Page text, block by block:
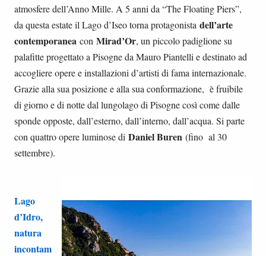
atmosfere dell’Anno Mille. A 5 anni da “The Floating Piers”,
da questa estate il Lago d’Iseo torna protagonista dell’arte
contemporanea con Mirad’Or, un piccolo padiglione su
palafitte progettato a Pisogne da Mauro Piantelli e destinato ad
accogliere opere e installazioni d’artisti di fama internazionale.
Grazie alla sua posizione e alla sua conformazione, è fruibile
di giorno e di notte dal lungolago di Pisogne così come dalle
sponde opposte, dall’esterno, dall’interno, dall’acqua. Si parte
con quattro opere luminose di Daniel Buren (fino al 30
settembre).
Lago
d’Idro,
natura
incontam